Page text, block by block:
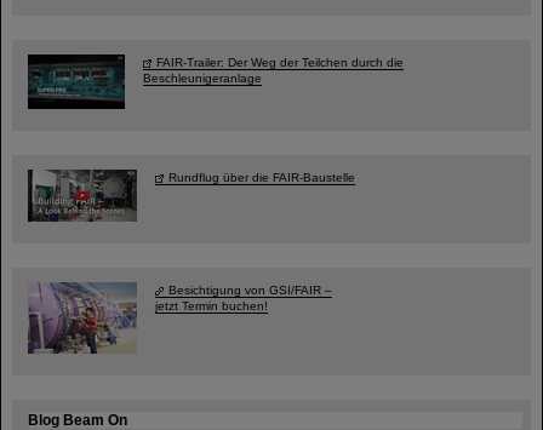
FAIR-Trailer: Der Weg der Teilchen durch die
Beschleunigeranlage
Rundflug über die FAIR-Baustelle
Besichtigung von GSI/FAIR –
jetzt Termin buchen!
Blog Beam On